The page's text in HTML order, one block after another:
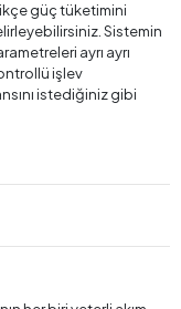
güç tüketimini
Sistemin
ayrı ayrı
işlev
istediğiniz gibi